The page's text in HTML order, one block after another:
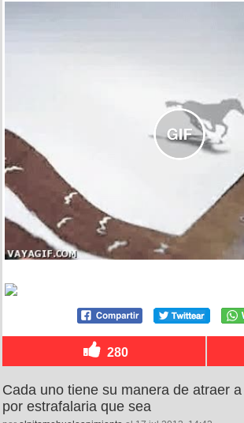
280
Cada uno tiene su manera de atraer
por estrafalaria que sea